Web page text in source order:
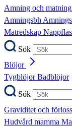
Amning och matning
Amningsbh
Matredskap
Sök
Blöjor
TygblöjorBadblöjor
Sök
Graviditet och
Hudvård mamma